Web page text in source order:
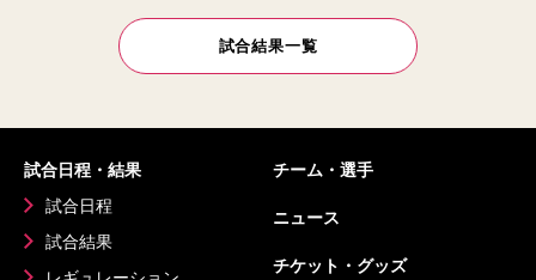
試合結果一覧
試合日程・結果
試合日程
試合結果
チーム・選手
ニュース
チケット・グッズ